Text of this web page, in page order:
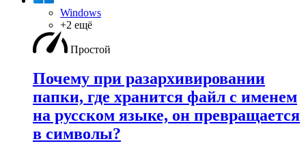
Windows
+2 ещё
Простой
Почему при разархивировании
папки, где хранится файл с именем
на русском языке, он превращается
в символы?